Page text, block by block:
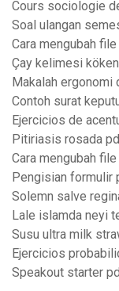
Cours sociologie
Soal ulangan
Cara mengubah
Çay kelimesi
Makalah
Contoh surat
Ejercicios de
Pitiriasis rosada
Cara mengubah
Pengisian formulir
Solemn salve
Lale islamda neyi
Susu ultra milk
Ejercicios
Speakout starter